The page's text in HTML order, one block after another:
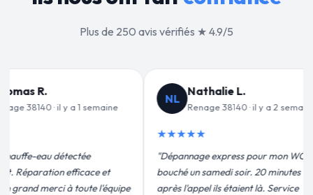
Plus de 250 avis vérifiés ★ 4.9/5
L.
38140 · il y a 2 semaines
pour mon WC
soir. 20 minutes
étaient là. Service
JF
Jean-François C.
Renage 38140 · il y a 3 semaines
★★★★★
"Remplacement de mon chauffe-eau en
moins de 2h. Équipe très pro, devis
conforme, chantier propre. Je